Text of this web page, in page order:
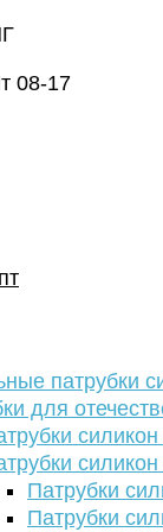
08-17
патрубки
для
Патрубки
Патрубки